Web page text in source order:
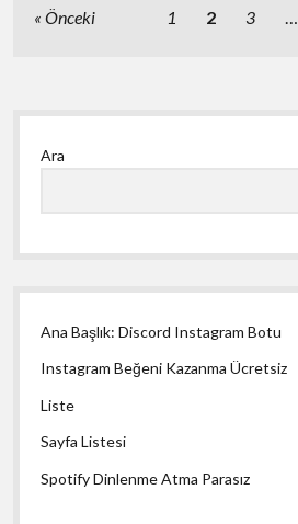
Yazı
Önceki 1 2 3
Yan
Menü
Ara
Ana Başlık: Discord Instagram Botu
Instagram Beğeni Kazanma Ücretsiz
Liste
Sayfa Listesi
Spotify Dinlenme Atma Parasız